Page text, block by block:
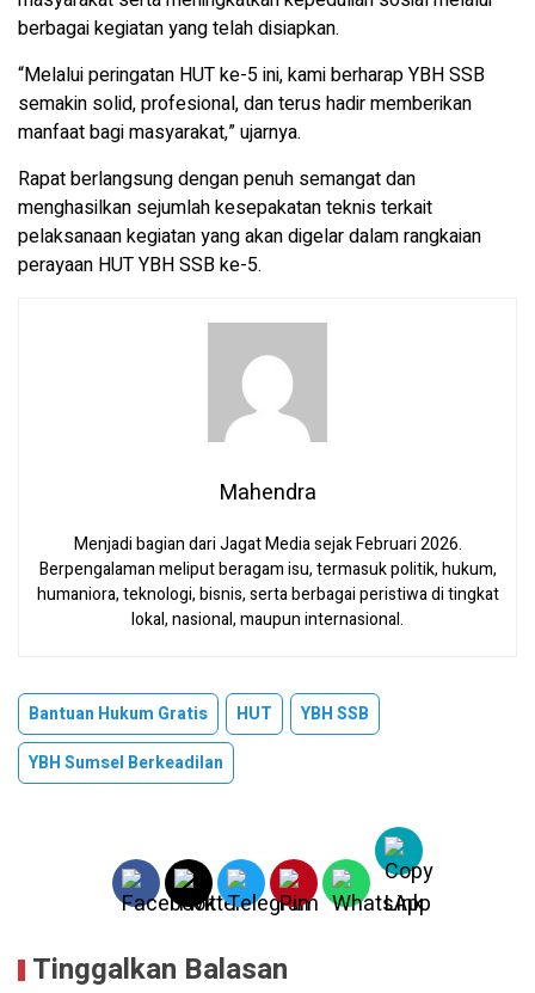
berbagai kegiatan yang telah disiapkan.
“Melalui peringatan HUT ke-5 ini, kami berharap YBH SSB
semakin solid, profesional, dan terus hadir memberikan
manfaat bagi masyarakat,” ujarnya.
Rapat berlangsung dengan penuh semangat dan
menghasilkan sejumlah kesepakatan teknis terkait
pelaksanaan kegiatan yang akan digelar dalam rangkaian
perayaan HUT YBH SSB ke-5.
Mahendra
Menjadi bagian dari Jagat Media sejak Februari 2026.
Berpengalaman meliput beragam isu, termasuk politik, hukum,
humaniora, teknologi, bisnis, serta berbagai peristiwa di tingkat
lokal, nasional, maupun internasional.
Bantuan Hukum Gratis HUT
YBH SSB
YBH Sumsel Berkeadilan
Tinggalkan Balasan